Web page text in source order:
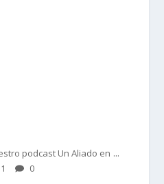
podcast Un Aliado en ...
1 0